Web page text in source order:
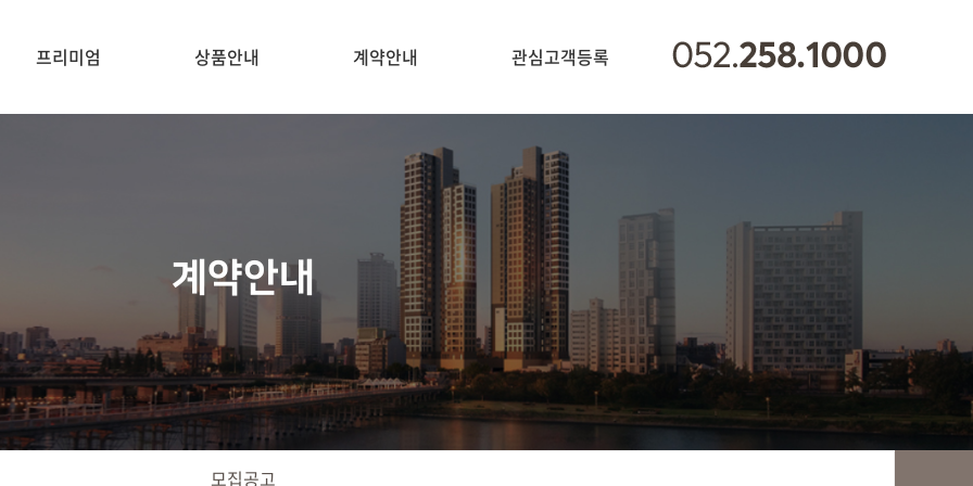
프리미엄 상품안내 계약안내 관심고객등록
계약안내
모집공고